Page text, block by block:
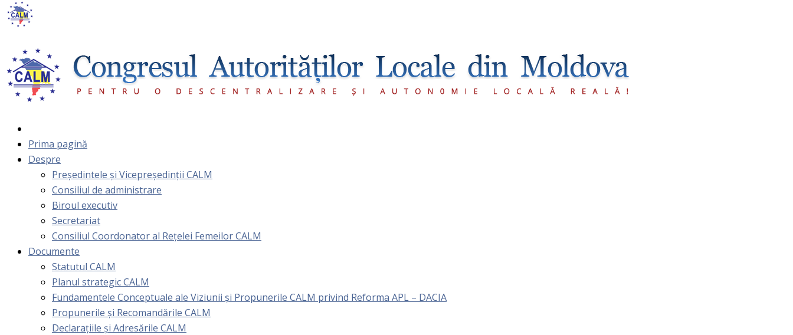
Prima pagină
Despre
Președintele și Vicepreședinții CALM
Consiliul de administrare
Biroul executiv
Secretariat
Consiliul Coordonator al Rețelei Femeilor CALM
Documente
Statutul CALM
Planul strategic CALM
Fundamentele Conceptuale ale Viziunii și Propunerile CALM privind Reforma APL – DACIA
Propunerile și Recomandările CALM
Declarațiile și Adresările CALM